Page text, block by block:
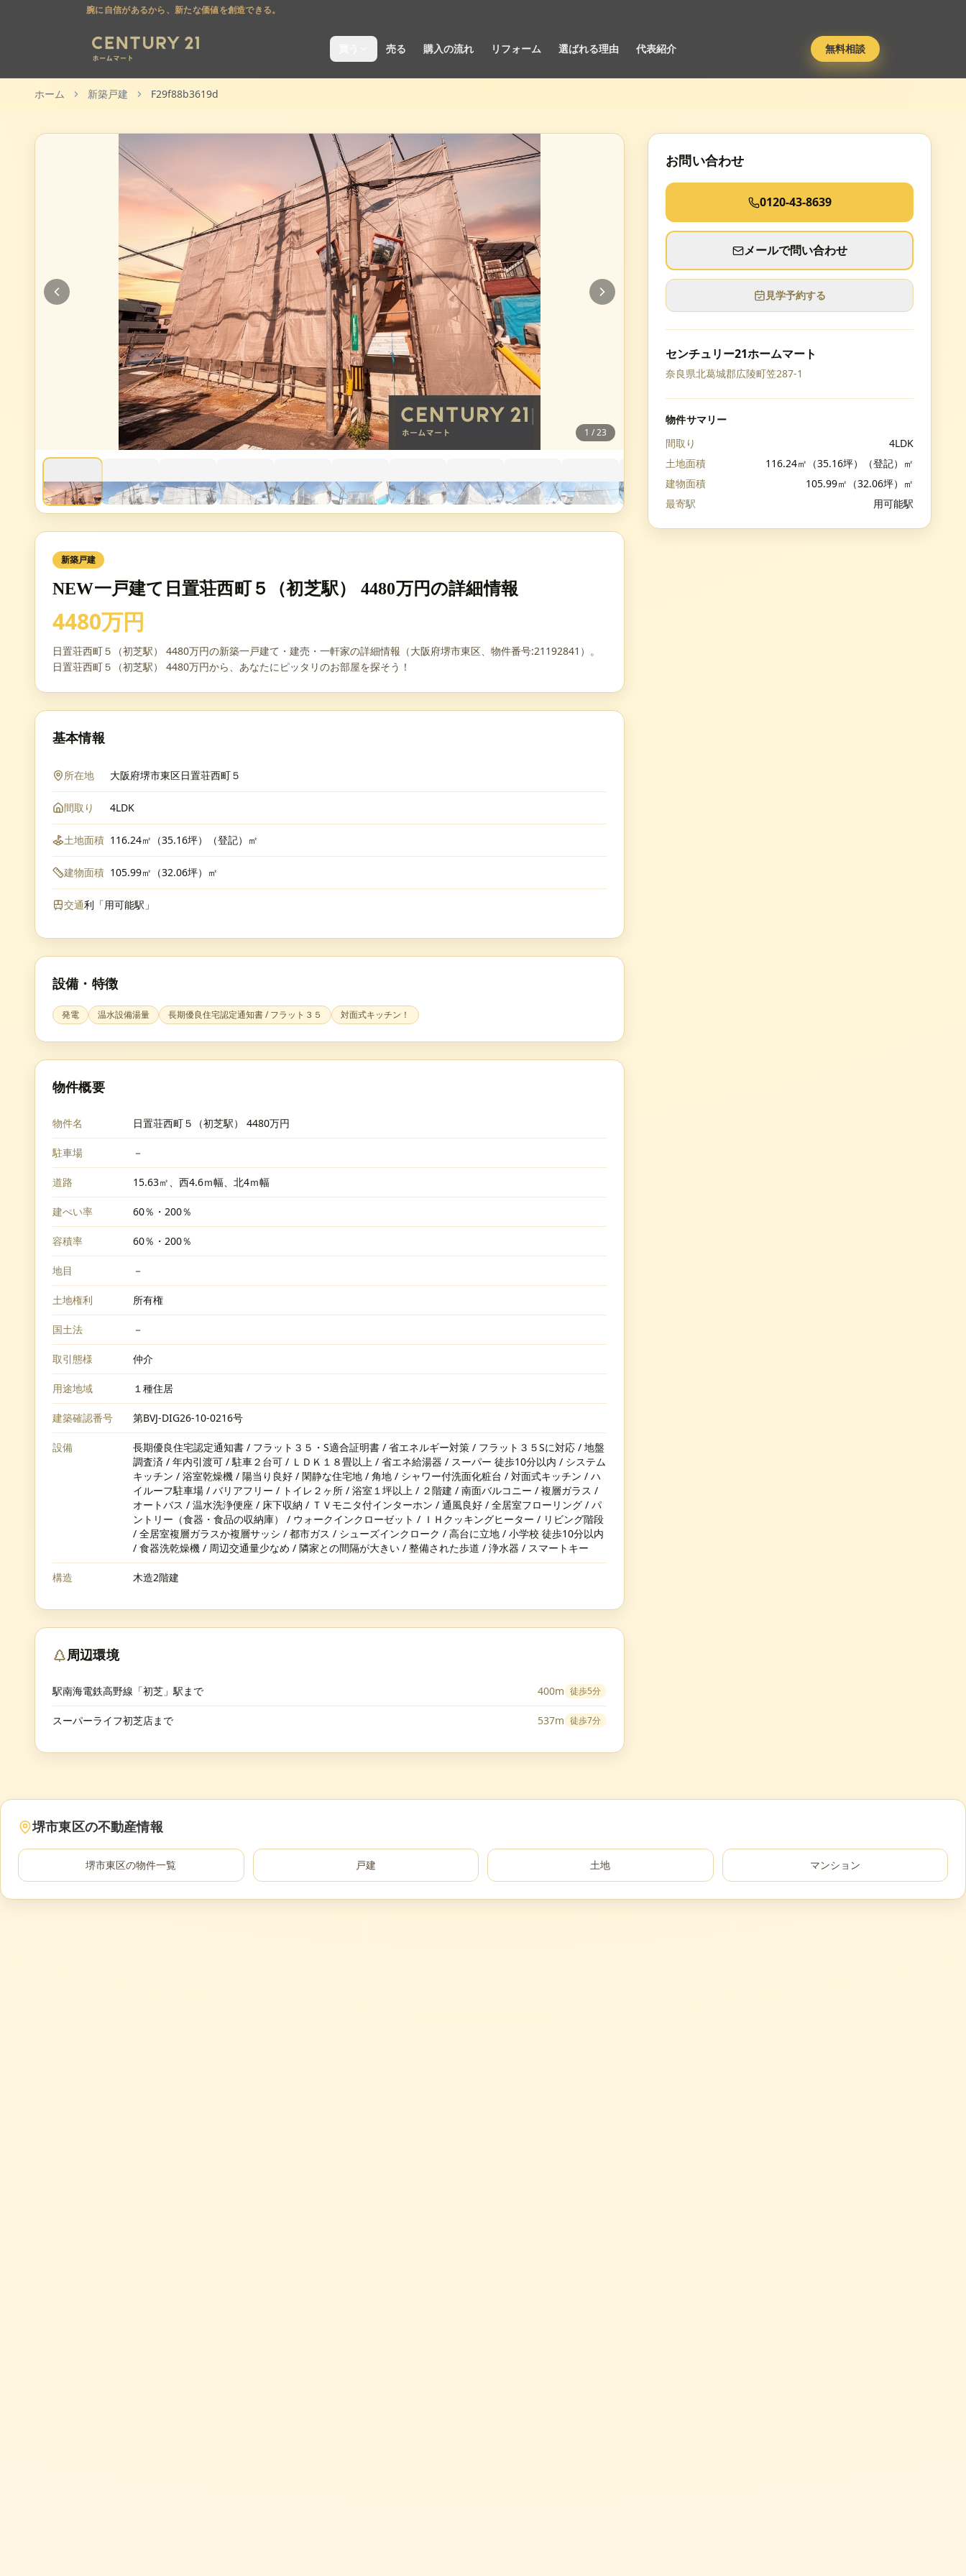
腕に自信があるから、新たな価値を創造できる。
売る 購入の流れ リフォーム 選ばれる理由 代表紹介 無料相談
ホーム 新築戸建 F29f88b3619d
1 /23
新築戸建
NEW一戸建て日置荘西町５（初芝駅） 4480万円の詳細情報
4480万円
日置荘西町５（初芝駅） 4480万円の新築一戸建て・建売・一軒家の詳細情報（大阪府堺市東区、物件番号:21192841）。
日置荘西町５（初芝駅） 4480万円から、あなたにピッタリのお部屋を探そう！
基本情報
所在地 大阪府堺市東区日置荘西町５
間取り 4LDK
土地面積 116.24㎡（35.16坪）（登記）㎡
建物面積 105.99㎡（32.06坪）㎡
交通利「用可能駅」
設備・特徴
発電 温水設備湯量 長期優良住宅認定通知書 / フラット３５ 対面式キッチン！
物件概要
物件名 日置荘西町５（初芝駅） 4480万円
駐車場 －
道路 15.63㎡、西4.6ｍ幅、北4ｍ幅
建ぺい率 60％・200％
容積率 60％・200％
地目 －
土地権利 所有権
国土法 －
取引態様 仲介
用途地域 １種住居
建築確認番号 第BVJ-DIG26-10-0216号
設備
長期優良住宅認定通知書 / フラット３５・S適合証明書 / 省エネルギー対策 / フラット３５Sに対応 / 地盤
調査済 / 年内引渡可 / 駐車２台可 / ＬＤＫ１８畳以上 / 省エネ給湯器 / スーパー 徒歩10分以内 / システム
キッチン / 浴室乾燥機 / 陽当り良好 / 閑静な住宅地 / 角地 / シャワー付洗面化粧台 / 対面式キッチン / ハ
イルーフ駐車場 / バリアフリー / トイレ２ヶ所 / 浴室１坪以上 / ２階建 / 南面バルコニー / 複層ガラス /
オートバス / 温水洗浄便座 / 床下収納 / ＴＶモニタ付インターホン / 通風良好 / 全居室フローリング / パ
ントリー（食器・食品の収納庫） / ウォークインクローゼット / ＩＨクッキングヒーター / リビング階段
/ 全居室複層ガラスか複層サッシ / 都市ガス / シューズインクローク / 高台に立地 / 小学校 徒歩10分以内
/ 食器洗乾燥機 / 周辺交通量少なめ / 隣家との間隔が大きい / 整備された歩道 / 浄水器 / スマートキー
構造 木造2階建
周辺環境
駅南海電鉄高野線「初芝」駅まで 400m 徒歩5分
スーパーライフ初芝店まで 537m 徒歩7分
お問い合わせ
0120-43-8639
メールで問い合わせ
見学予約する
センチュリー21ホームマート
奈良県北葛城郡広陵町笠287-1
物件サマリー
間取り
4LDK
土地面積
116.24㎡（35.16坪）（登記）㎡
建物面積
105.99㎡（32.06坪）㎡
最寄駅
用可能駅
堺市東区の不動産情報
堺市東区の物件一覧 戸建 土地 マンション